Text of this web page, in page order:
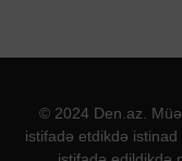
© 2024 Den.az.
istifadə etdikdə